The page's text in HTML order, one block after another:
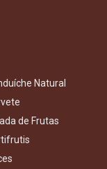
Natural
de Frutas
s